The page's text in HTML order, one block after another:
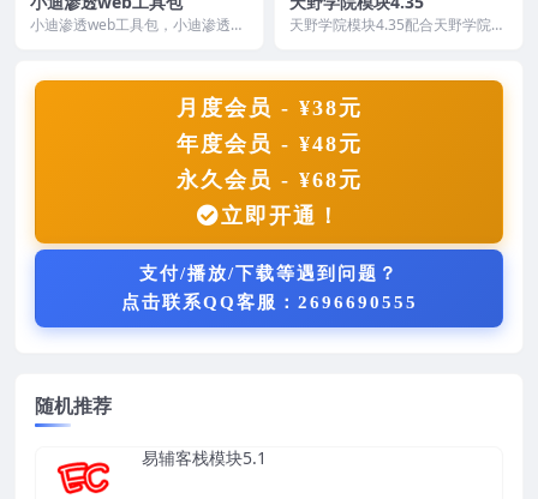
小迪渗透web工具包，小迪渗透课
天野学院模块4.35配合天野学院的
月度会员 - ¥38元
年度会员 - ¥48元
永久会员 - ¥68元
立即开通！
支付/播放/下载等遇到问题？
点击联系QQ客服：2696690555
随机推荐
易辅客栈模块5.1